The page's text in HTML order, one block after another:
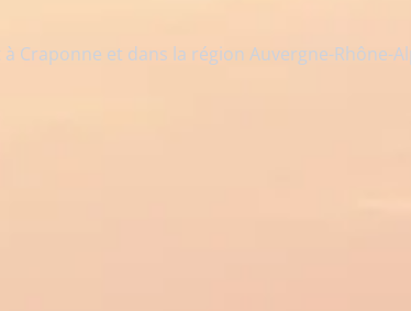
Craponne et dans la région Auvergne-Rhône-